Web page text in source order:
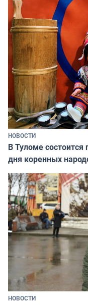
НОВОСТИ
В Туломе
дня коренных
НОВОСТИ